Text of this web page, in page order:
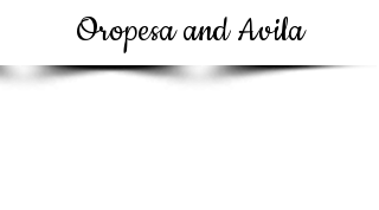
Oropesa and Avila